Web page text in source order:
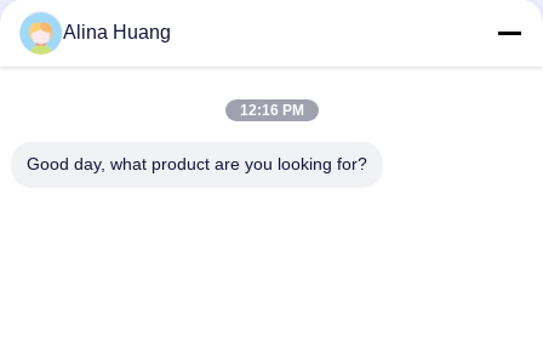
Alina Huang
12:16 PM
Good day, what product are you looking for?